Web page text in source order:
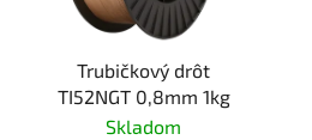
Trubičkový drôt
TI52NGT 0,8mm 1kg
Skladom